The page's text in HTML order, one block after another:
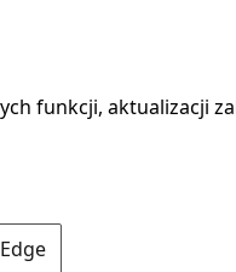
funkcji, aktualizacji